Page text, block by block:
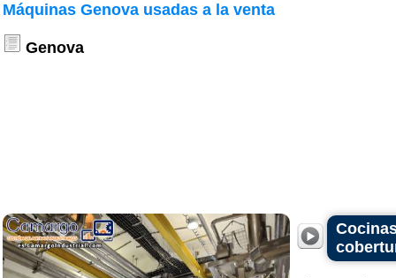
Máquinas Genova usadas a la venta
Genova